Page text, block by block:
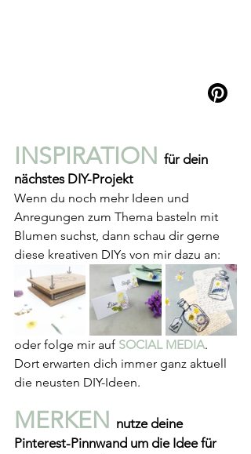
INSPIRATION für dein
nächstes DIY-Projekt
Wenn du noch mehr Ideen und
Anregungen zum Thema basteln mit
Blumen suchst, dann schau dir gerne
diese kreativen DIYs von mir dazu an:
oder folge mir auf SOCIAL MEDIA.
Dort erwarten dich immer ganz aktuell
die neusten DIY-Ideen.
MERKEN nutze deine
Pinterest-Pinnwand um die Idee für